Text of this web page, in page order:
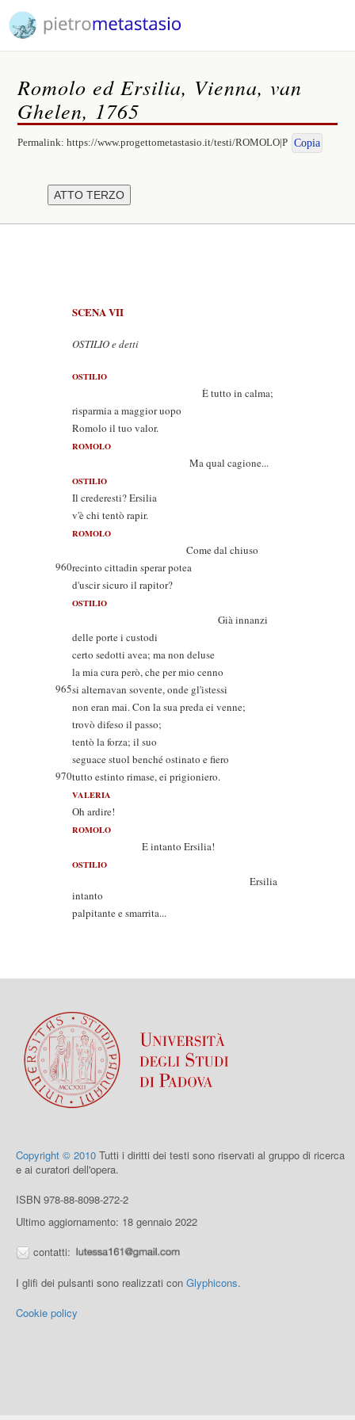
Romolo ed Ersilia, Vienna, van
Ghelen, 1765
Permalink:https://www.progettometastasio.it/testi/ROMOLO|P Copia
SCENA VII
OSTILIO e detti
OSTILIO
È tutto in calma;
risparmia a maggior uopo
Romolo il tuo valor.
ROMOLO
Ma qual cagione...
OSTILIO
Il crederesti? Ersilia
v'è chi tentò rapir.
ROMOLO
Come dal chiuso
960recinto cittadin sperar potea
d'uscir sicuro il rapitor?
OSTILIO
Già innanzi
delle porte i custodi
certo sedotti avea; ma non deluse
la mia cura però, che per mio cenno
965si alternavan sovente, onde gl'istessi
non eran mai. Con la sua preda ei venne;
trovò difeso il passo;
tentò la forza; il suo
seguace stuol benché ostinato e fiero
970tutto estinto rimase, ei prigioniero.
VALERIA
Oh ardire!
ROMOLO
E intanto Ersilia!
OSTILIO
Ersilia
intanto
palpitante e smarrita...
Copyright © 2010 Tutti i diritti dei testi sono riservati al gruppo di ricerca
e ai curatori dell'opera.
ISBN 978-88-8098-272-2
Ultimo aggiornamento: 18 gennaio 2022
contatti:
I glifi dei pulsanti sono realizzati con Glyphicons.
Cookie policy